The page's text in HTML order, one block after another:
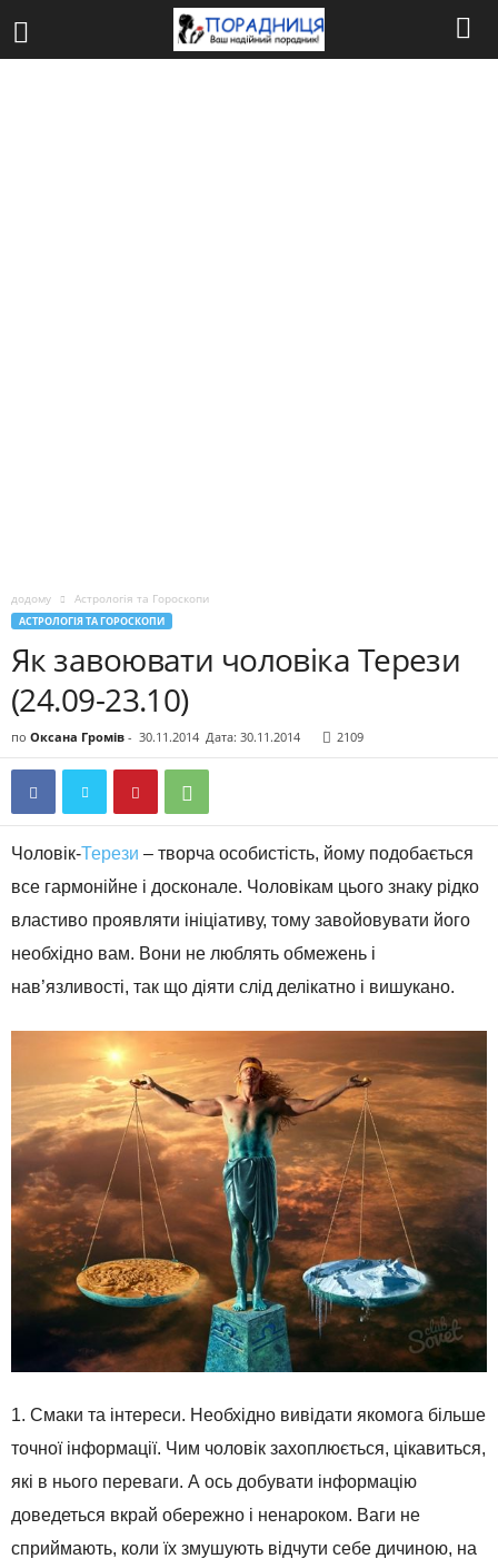
додому Астрологія та Гороскопи
АСТРОЛОГІЯ ТА ГОРОСКОПИ
Як завоювати чоловіка Терези
(24.09-23.10)
по Оксана Громів - 30.11.2014 Дата: 30.11.2014 2109
Чоловік-Терези – творча особистість, йому подобається
все гармонійне і досконале. Чоловікам цього знаку рідко
властиво проявляти ініціативу, тому завойовувати його
необхідно вам. Вони не люблять обмежень і
нав’язливості, так що діяти слід делікатно і вишукано.
1. Смаки та інтереси. Необхідно вивідати якомога більше
точної інформації. Чим чоловік захоплюється, цікавиться,
які в нього переваги. А ось добувати інформацію
доведеться вкрай обережно і ненароком. Ваги не
сприймають, коли їх змушують відчути себе дичиною, на